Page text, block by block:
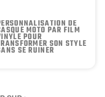
DE
MOTO PAR FILM
POUR
SON STYLE
SE RUINER